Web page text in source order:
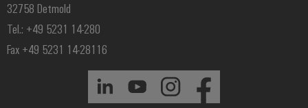
32758 Detmold
Tel.: +49 5231 14-280
Fax +49 5231 14-28116